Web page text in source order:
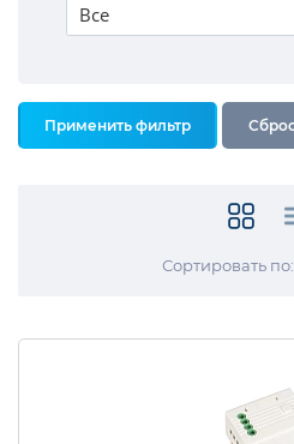
Все
Сортировать по: